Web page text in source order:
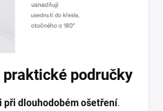
praktické područky
při dlouhodobém ošetření.